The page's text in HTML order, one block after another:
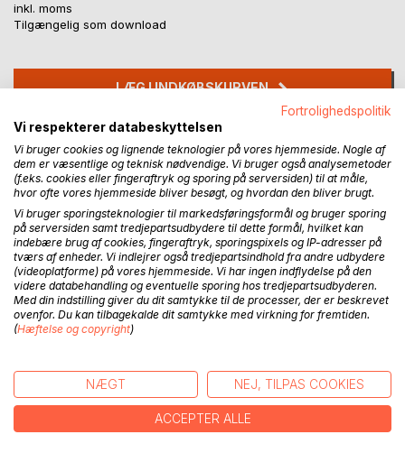
inkl. moms
Tilgængelig som download
LÆG I INDKØBSKURVEN
Føj til ønskeliste
Anmeld titel
BESKRIVELSE
nedture, hvor fantasien ingen grænser har i refleksionen af
den bagage, som vi alle bærer med os i livet.
For nogle år siden begyndte Morten Holdt Hansen at skrive
noveller i sin gymnasietid. Det startede med en
Fortrolighedspolitik
Vi respekterer databeskyttelsen
Vi bruger cookies og lignende teknologier på vores hjemmeside. Nogle af
dem er væsentlige og teknisk nødvendige. Vi bruger også analysemetoder
(f.eks. cookies eller fingeraftryk og sporing på serversiden) til at måle,
hvor ofte vores hjemmeside bliver besøgt, og hvordan den bliver brugt.
Vi bruger sporingsteknologier til markedsføringsformål og bruger sporing
på serversiden samt tredjepartsudbydere til dette formål, hvilket kan
indebære brug af cookies, fingeraftryk, sporingspixels og IP-adresser på
tværs af enheder. Vi indlejrer også tredjepartsindhold fra andre udbydere
(videoplatforme) på vores hjemmeside. Vi har ingen indflydelse på den
videre databehandling og eventuelle sporing hos tredjepartsudbyderen.
Med din indstilling giver du dit samtykke til de processer, der er beskrevet
ovenfor. Du kan tilbagekalde dit samtykke med virkning for fremtiden.
(Hæftelse og copyright)
NÆGT NEJ, TILPAS COOKIES
ACCEPTER ALLE